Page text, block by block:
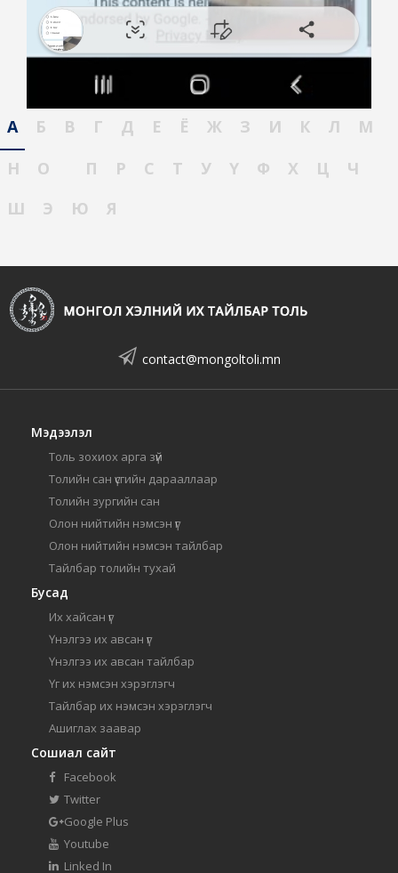
А Б В Г Д Е Ё Ж З И К Л
М
Н
О П Р С Т У Ү Ф Х Ц
Ч
Ш
Э Ю Я
contact@mongoltoli.mn
Мэдээлэл
Толь зохиох арга зүй
Толийн сан үсгийн дарааллаар
Толийн зургийн сан
Олон нийтийн нэмсэн үг
Олон нийтийн нэмсэн тайлбар
Тайлбар толийн тухай
Бусад
Их хайсан үг
Үнэлгээ их авсан үг
Үнэлгээ их авсан тайлбар
Үг их нэмсэн хэрэглэгч
Тайлбар их нэмсэн хэрэглэгч
Ашиглах заавар
Сошиал сайт
Facebook
Twitter
Google Plus
Youtube
Linked In